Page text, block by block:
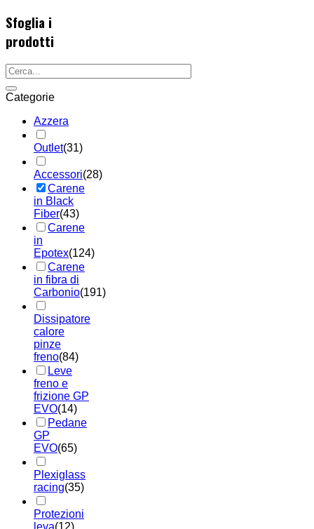
Sfoglia i
prodotti
Categorie
Azzera
Outlet(31)
Accessori(28)
Carene
in Black
Fiber(43)
Carene
in
Epotex(124)
Carene
in fibra di
Carbonio(191)
Dissipatore
calore
pinze
freno(84)
Leve
freno e
frizione GP
EVO(14)
Pedane
GP
EVO(65)
Plexiglass
racing(35)
Protezioni
leva(12)